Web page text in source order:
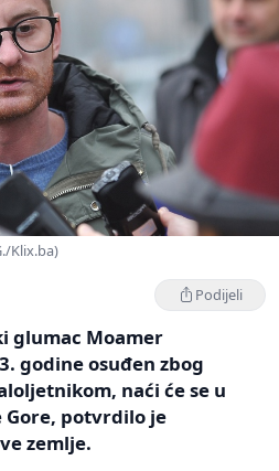
Klix.ba)
Podijeli
glumac Moamer
godine osuđen zbog
naći će se u
potvrdilo je
zemlje.